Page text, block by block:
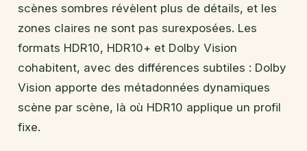
scènes sombres révèlent plus de détails, et les
zones claires ne sont pas surexposées. Les
formats HDR10, HDR10+ et Dolby Vision
cohabitent, avec des différences subtiles : Dolby
Vision apporte des métadonnées dynamiques
scène par scène, là où HDR10 applique un profil
fixe.